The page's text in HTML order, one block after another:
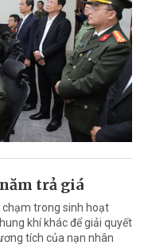
trả giá
chạm trong sinh hoạt
khí khác để giải quyết
tích của nạn nhân